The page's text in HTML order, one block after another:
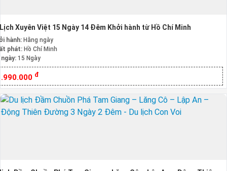
Xuyên Việt 15 Ngày 14 Đêm Khởi hành từ Hồ Chí Minh
hành: Hằng ngày
phát: Hồ Chí Minh
15 Ngày
đ